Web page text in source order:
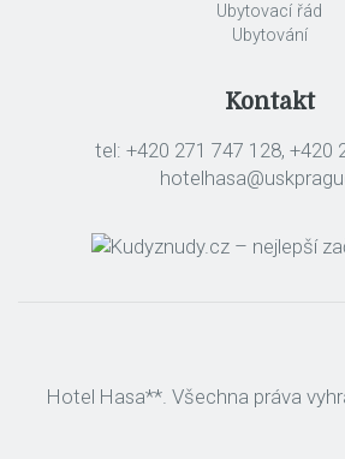
Ubytovací řád
Ubytování
Kontakt
tel: +420 271 747 128, +420
Hotel Hasa**. Všechna práva